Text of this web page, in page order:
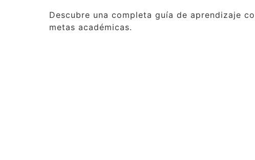
Descubre una completa guía de aprendizaje
metas académicas.